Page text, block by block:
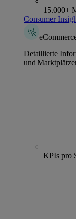
15.000+
Consumer
Detaillierte
und
KPIs pro